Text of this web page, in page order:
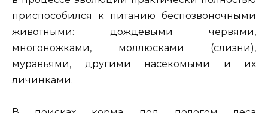
приспособился к питанию беспозвоночными
животными: дождевыми червями,
многоножками, моллюсками (слизни),
муравьями, другими насекомыми и их
личинками.